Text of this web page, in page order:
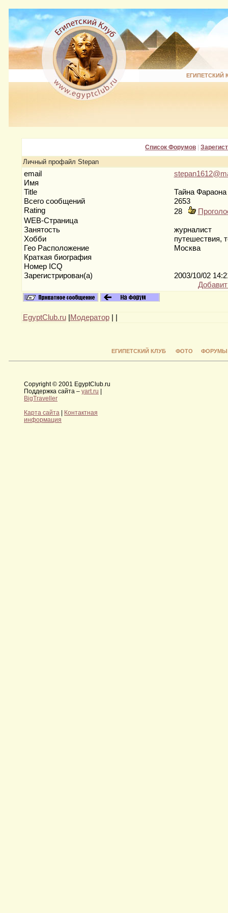
ЕГИПЕТСКИЙ
Список Форумов
Личный профайл Stepan
email
Имя
Title
Тайна Фараона
Всего сообщений
2653
Rating
28
WEB-Страница
Занятость
журналист
Хобби
путешествия,
Гео Расположение
Москва
Краткая биография
Номер ICQ
Зарегистрирован(а)
2003/10/02
EgyptClub.ru| Модератор|
ЕГИПЕТСКИЙ КЛУБ ФОТО ФОРУМЫ
Copyright © 2001 EgyptClub.ru
Поддержка сайта – yart.ru |
BigTraveller
Карта сайта | Контактная
информация